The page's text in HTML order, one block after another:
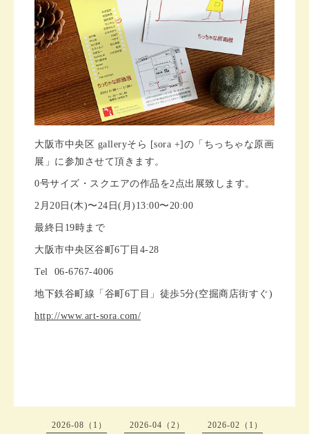
大阪市中央区 galleryそら [sora +]の「ちっちゃな原画
展」に参加させて頂きます。
0号サイズ・スクエアの作品を2点出展致します。
2月20日(木)〜24日(月)13:00〜20:00
最終日19時まで
大阪市中央区谷町6丁目4-28
Tel 06-6767-4006
地下鉄谷町線「谷町6丁目」徒歩5分(空掘商店街すぐ)
http://www.art-sora.com/
2026-08（1） 2026-04（2） 2026-02（1）